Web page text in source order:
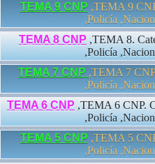
TEMA 9 CNP ,TEMA 9
,Policía
TEMA 8 CNP,TEMA 8.
,Policía
TEMA 7 CNP ,TEMA 7
,Policía
TEMA 6 CNP ,TEMA 6 CNP.
,Policía
TEMA 5 CNP ,TEMA 5
,Policía